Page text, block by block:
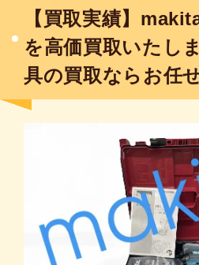
【買取実績】
を高価買取いたし
具の買取ならお任